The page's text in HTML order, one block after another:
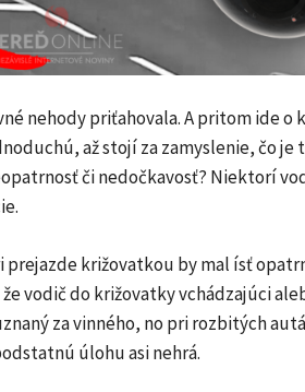
nehody priťahovala. A pritom ide o
až stojí za zamyslenie, čo je
či nedočkavosť? Niektorí
križovatkou by mal ísť
vodič do križovatky vchádzajúci
za vinného, no pri rozbitých
úlohu asi nehrá.